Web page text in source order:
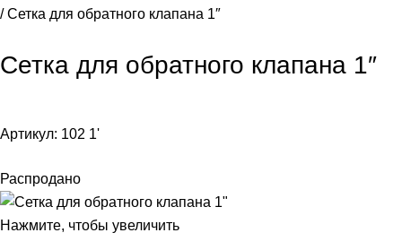
Сетка для обратного клапана 1″
Сетка для обратного клапана 1″
Артикул: 102 1'
Распродано
Нажмите, чтобы увеличить